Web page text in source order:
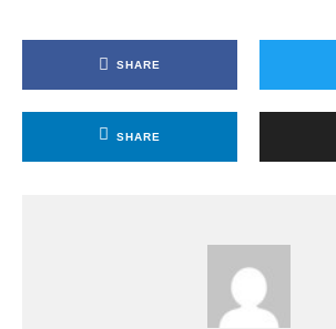
SHARE
SHARE